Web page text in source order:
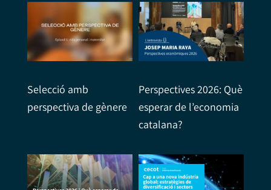
Selecció amb
perspectiva de gènere
Perspectives 2026: Què
esperar de l’economia
catalana?